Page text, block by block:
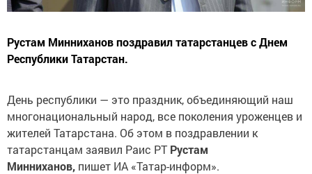
Рустам Минниханов поздравил татарстанцев с Днем
Республики Татарстан.
День республики — это праздник, объединяющий наш
многонациональный народ, все поколения уроженцев и
жителей Татарстана. Об этом в поздравлении к
татарстанцам заявил Раис РТ Рустам
Минниханов, пишет ИА «Татар-информ».